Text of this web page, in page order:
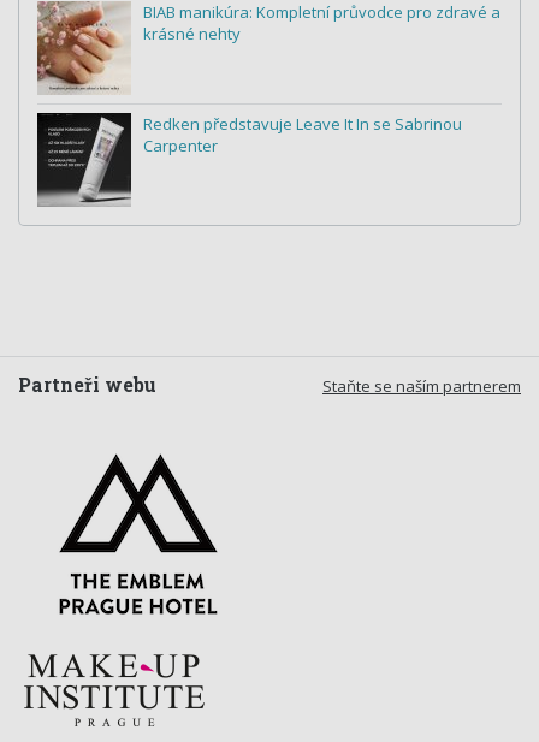
BIAB manikúra: Kompletní průvodce pro zdravé a
krásné nehty
Redken představuje Leave It In se Sabrinou
Carpenter
Staňte se naším partnerem
Partneři webu